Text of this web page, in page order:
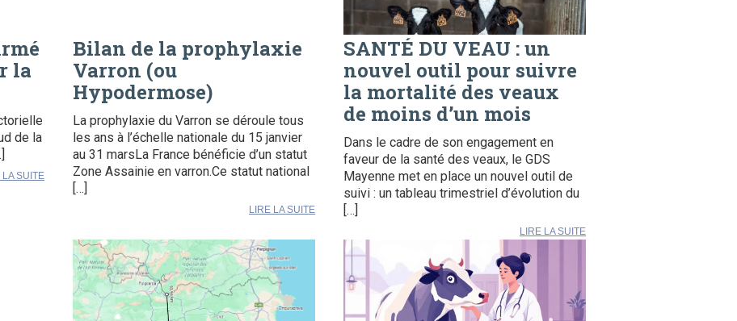
la
de la
LA SUITE
Bilan de la prophylaxie
Varron (ou
Hypodermose)
La prophylaxie du Varron se déroule tous
les ans à l’échelle nationale du 15 janvier
au 31 marsLa France bénéficie d’un statut
Zone Assainie en varron.Ce statut national
[…]
LIRE LA SUITE
SANTÉ DU VEAU : un
nouvel outil pour suivre
la mortalité des veaux
de moins d’un mois
Dans le cadre de son engagement en
faveur de la santé des veaux, le GDS
Mayenne met en place un nouvel outil de
suivi : un tableau trimestriel d’évolution du
[…]
LIRE LA SUITE